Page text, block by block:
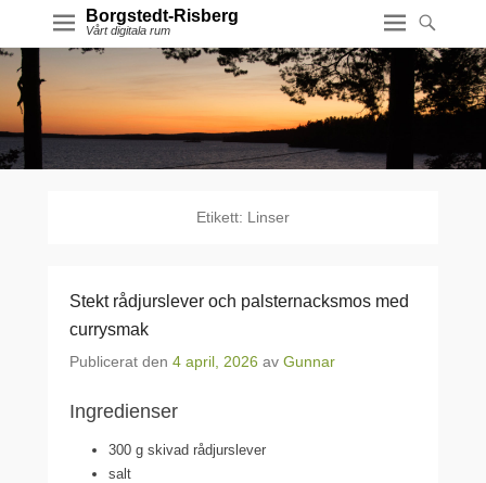
Borgstedt-Risberg
Vårt digitala rum
Etikett: Linser
Stekt rådjurslever och palsternacksmos med
currysmak
Publicerat den 4 april, 2026 av Gunnar
Ingredienser
300 g skivad rådjurslever
salt